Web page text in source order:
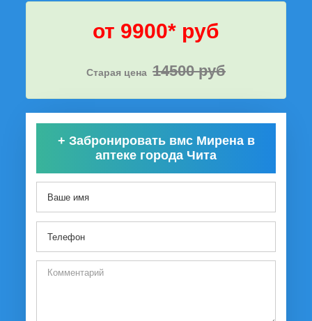
от 9900* руб
Старая цена 14500 руб
+ Забронировать вмс Мирена в
аптеке города Чита